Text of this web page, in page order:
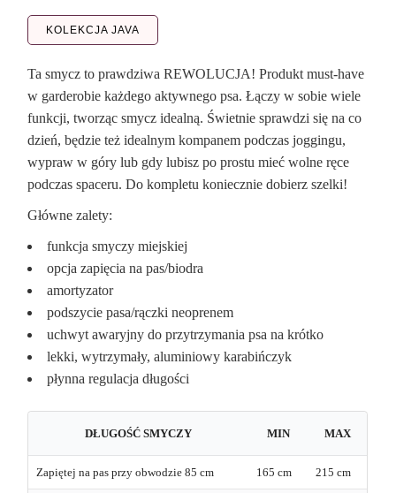
KOLEKCJA JAVA
Ta smycz to prawdziwa REWOLUCJA! Produkt must-have
w garderobie każdego aktywnego psa. Łączy w sobie wiele
funkcji, tworząc smycz idealną. Świetnie sprawdzi się na co
dzień, będzie też idealnym kompanem podczas joggingu,
wypraw w góry lub gdy lubisz po prostu mieć wolne ręce
podczas spaceru. Do kompletu koniecznie dobierz szelki!
Główne zalety:
funkcja smyczy miejskiej
opcja zapięcia na pas/biodra
amortyzator
podszycie pasa/rączki neoprenem
uchwyt awaryjny do przytrzymania psa na krótko
lekki, wytrzymały, aluminiowy karabińczyk
płynna regulacja długości
DŁUGOŚĆ SMYCZY MIN MAX
Zapiętej na pas przy obwodzie 85 cm 165 cm 215 cm